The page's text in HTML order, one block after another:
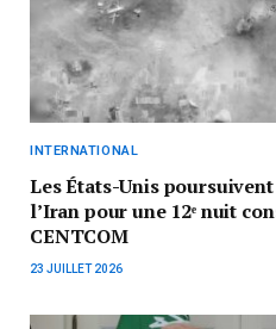
INTERNATIONAL
Les États-Unis
l’Iran pour une 12ᵉ nuit
CENTCOM
23 JUILLET 2026